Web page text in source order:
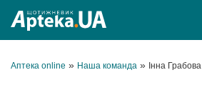
Аптека online » Наша команда » Інна Грабова